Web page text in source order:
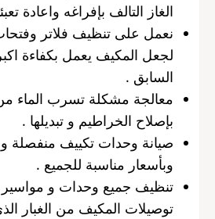
الغاز التالف بإفراغه واعادة
نعمل على تنظيف فلاتر
لجعل المكيف يعمل بكفاءة
السابق .
معالجة مشكلة تسرب الماء
بإصلاح الخراطيم و تبديلها .
صيانة وحدات تكييف منفصلة
وبأسعار مناسبة للجميع .
تنظيف جميع وحدات و
توصيلات المكيف من الغبار